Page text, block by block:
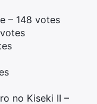
– 148 votes
no Kiseki II –